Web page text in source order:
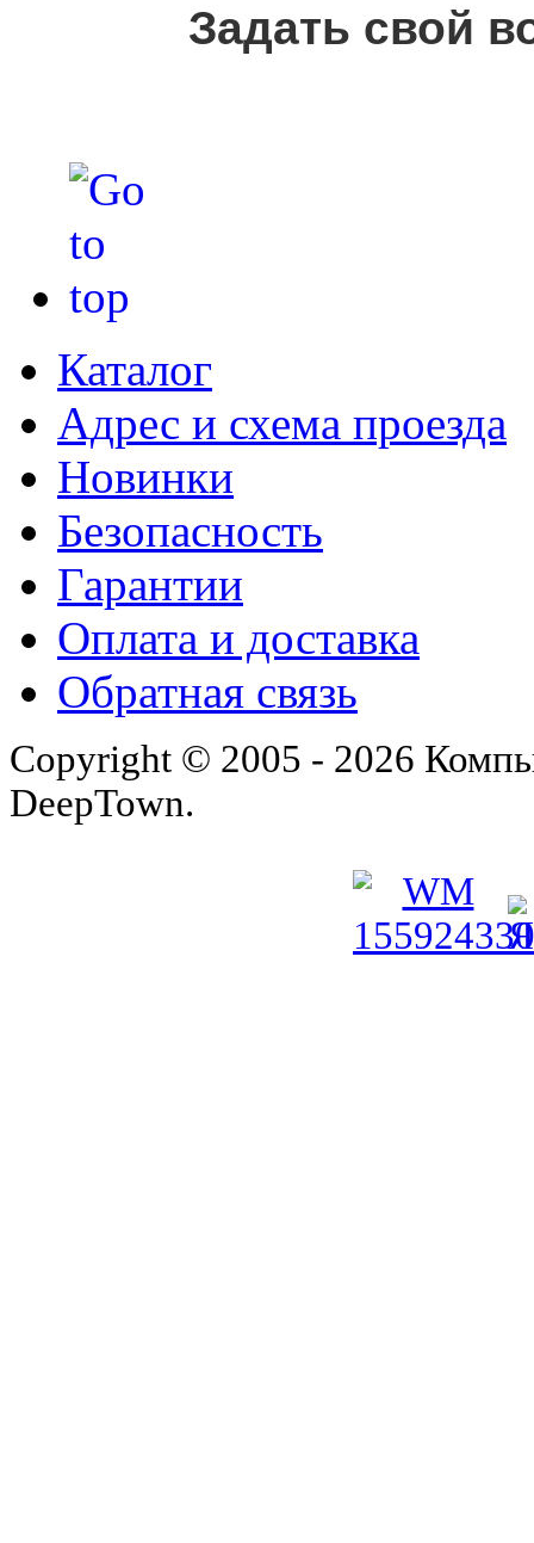
Задать свой
Каталог
Адрес и схема проезда
Новинки
Безопасность
Гарантии
Оплата и доставка
Обратная связь
Copyright © 2005 - 2026
DeepTown.